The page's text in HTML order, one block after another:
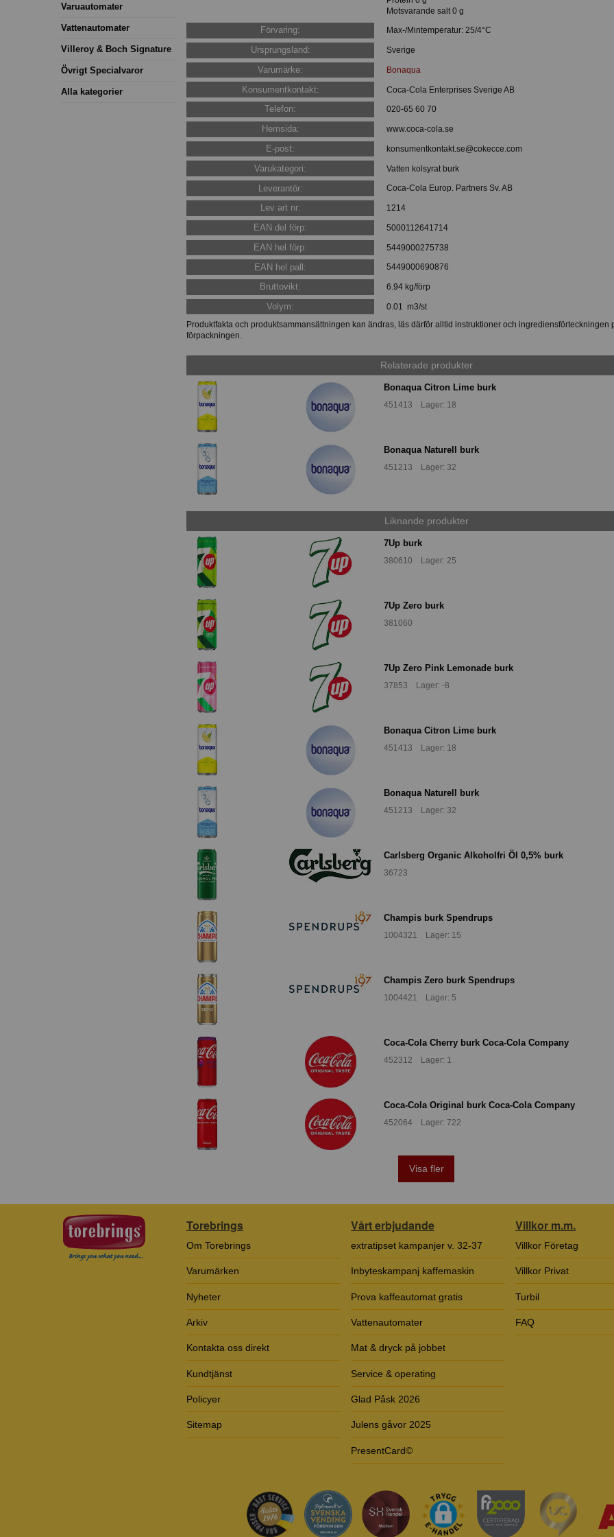
Varuautomater
Vattenautomater
Villeroy & Boch Signature
Övrigt Specialvaror
Alla kategorier
Motsvarande salt 0 g
Förvaring: Max-/Mintemperatur: 25/4°C
Ursprungsland: Sverige
Varumärke: Bonaqua
Konsumentkontakt: Coca-Cola Enterprises Sverige AB
Telefon: 020-65 60 70
Hemsida: www.coca-cola.se
E-post: konsumentkontakt.se@cokecce.com
Varukategori: Vatten kolsyrat burk
Leverantör: Coca-Cola Europ. Partners Sv. AB
Lev art nr: 1214
EAN del förp: 5000112641714
EAN hel förp: 5449000275738
EAN hel pall: 5449000690876
Bruttovikt: 6.94 kg/förp
Volym:
0.01 m3/st
Produktfakta och produktsammansättningen kan ändras, läs därför alltid instruktioner och ingrediensförteckningen
förpackningen.
Relaterade produkter
Bonaqua Citron Lime burk
451413 Lager: 18
Bonaqua Naturell burk
451213 Lager: 32
Liknande produkter
7Up burk
380610 Lager: 25
7Up Zero burk
381060
7Up Zero Pink Lemonade burk
37853 Lager: -8
Bonaqua Citron Lime burk
451413 Lager: 18
Bonaqua Naturell burk
451213 Lager: 32
Carlsberg Organic Alkoholfri Öl 0,5% burk
36723
Champis burk Spendrups
1004321 Lager: 15
Champis Zero burk Spendrups
1004421 Lager: 5
Coca-Cola Cherry burk Coca-Cola Company
452312 Lager: 1
Coca-Cola Original burk Coca-Cola Company
452064 Lager: 722
Visa fler
Torebrings
Om Torebrings
Varumärken
Nyheter
Arkiv
Kontakta oss direkt
Kundtjänst
Policyer
Sitemap
Vårt erbjudande
extratipset kampanjer v. 32-37
Inbyteskampanj kaffemaskin
Prova kaffeautomat gratis
Vattenautomater
Mat & dryck på jobbet
Service & operating
Glad Påsk 2026
Julens gåvor 2025
PresentCard©
Villkor m.m.
Villkor Företag
Villkor Privat
Turbil
FAQ